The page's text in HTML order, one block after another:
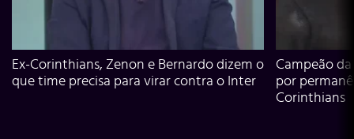
Ex-Corinthians, Zenon e Bernardo dizem o
que time precisa para virar contra o Inter
Campeão
por
Corinthians